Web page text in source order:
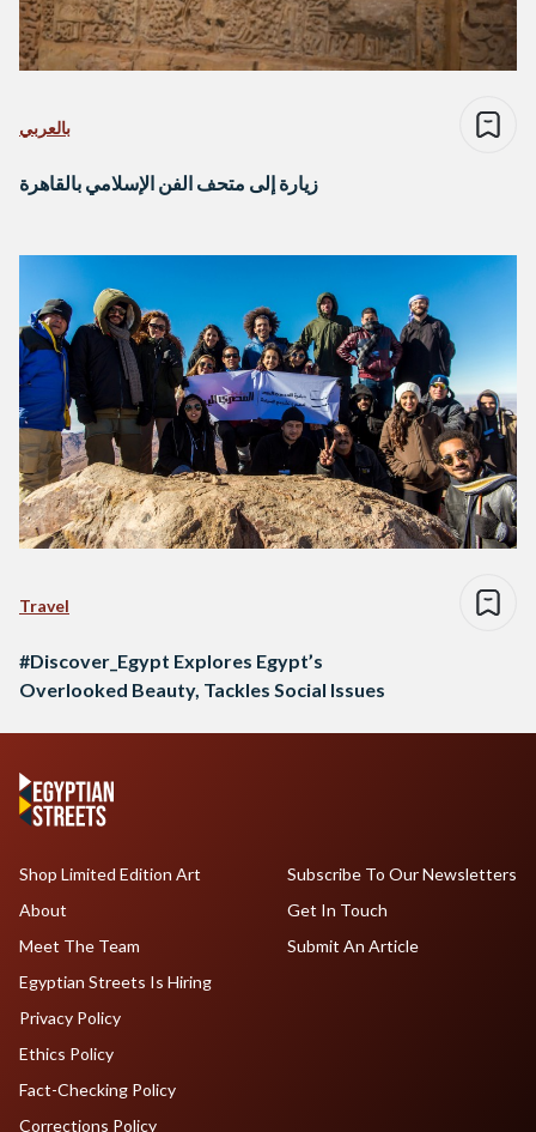
بالعربي
زيارة إلى متحف الفن الإسلامي بالقاهرة
Travel
#Discover_Egypt Explores Egypt’s
Overlooked Beauty, Tackles Social Issues
Shop Limited Edition Art
About
Meet The Team
Egyptian Streets Is Hiring
Subscribe To Our Newsletters
Get In Touch
Submit An Article
Privacy Policy
Ethics Policy
Fact-Checking Policy
Corrections Policy